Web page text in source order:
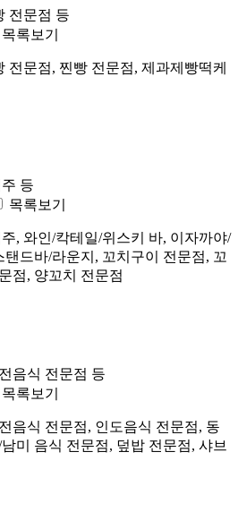
전문점 등
목록보기
전문점, 찐빵 전문점, 제과제빵떡케
등
목록보기
, 와인/칵테일/위스키 바, 이자까야/
드바/라운지, 꼬치구이 전문점, 꼬
점, 양꼬치 전문점
음식 전문점 등
목록보기
음식 전문점, 인도음식 전문점, 동
미 음식 전문점, 덮밥 전문점, 샤브